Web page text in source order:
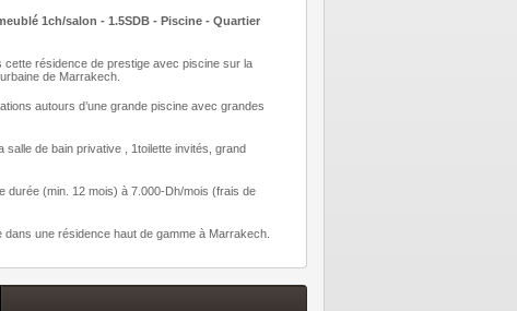
1ch/salon - 1.5SDB - Piscine - Quartier
résidence de prestige avec piscine sur la
de Marrakech.
autours d’une grande piscine avec grandes
de bain privative , 1toilette invités, grand
durée (min. 12 mois) à 7.000-Dh/mois (frais de
une résidence haut de gamme à Marrakech.